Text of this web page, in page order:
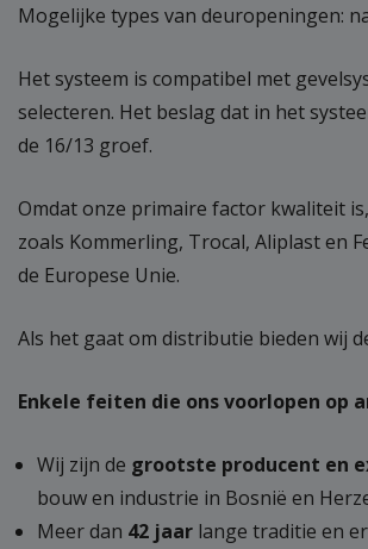
Mogelijke types van deuropeningen:
Het systeem is compatibel met
selecteren. Het beslag dat in het
de 16/13 groef.
Omdat onze primaire factor kwaliteit
zoals Kommerling, Trocal, Aliplast en
de Europese Unie.
Als het gaat om distributie bieden wij
Enkele feiten die ons voorlopen op
Wij zijn de grootste producent en
bouw en industrie in Bosnië en
Meer dan 42 jaar lange traditie en